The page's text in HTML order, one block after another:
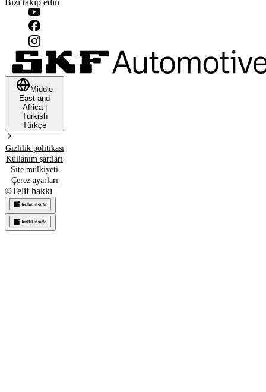
Middle
East and
Africa|
Turkish
Türkçe
Gizlilik politikası
Kullanım şartları
Site mülkiyeti
Çerez ayarları
©Telif hakkı